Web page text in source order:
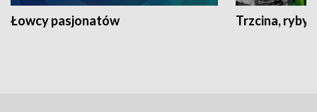
Łowcy pasjonatów Trzcina, ryby